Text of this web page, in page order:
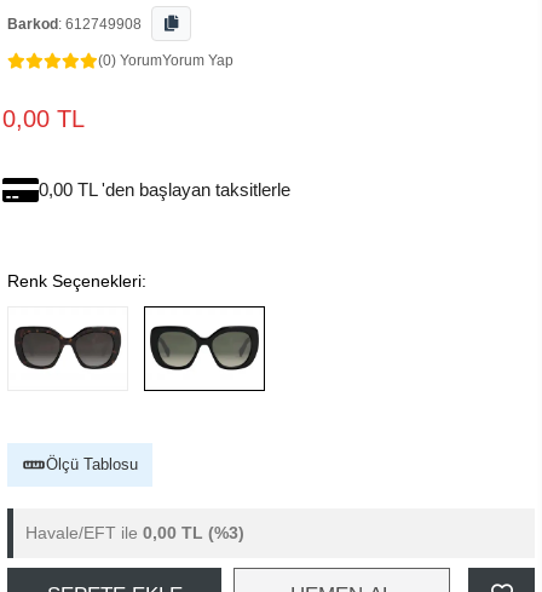
Barkod : 612749908
(0) YorumYorum Yap
0,00 TL
0,00 TL 'den başlayan taksitlerle
Renk Seçenekleri:
Ölçü Tablosu
Havale/EFT ile 0,00 TL (%3)